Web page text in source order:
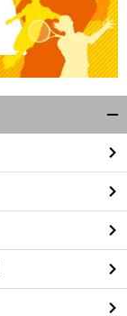
閉
る